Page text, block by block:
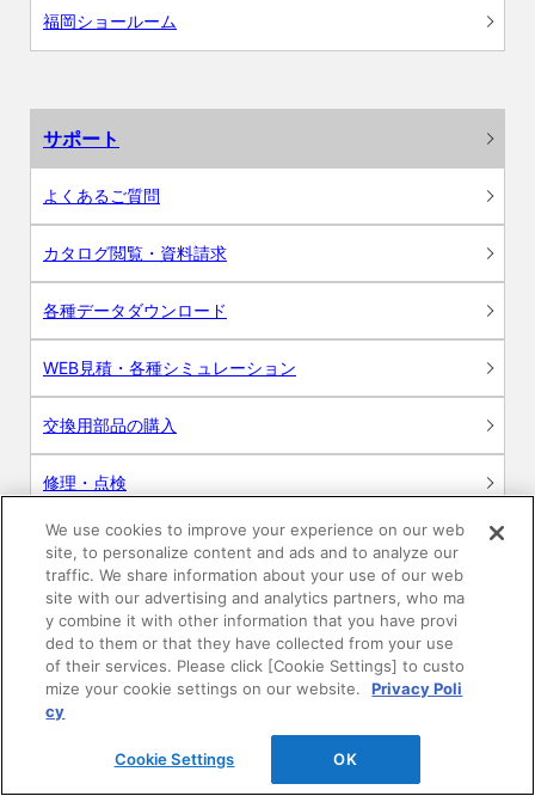
福岡ショールーム
サポート
よくあるご質問
カタログ閲覧・資料請求
各種データダウンロード
WEB見積・各種シミュレーション
交換用部品の購入
修理・点検
お問い合わせ
ログイン
建築・設計関係者様向けサイト
ユーザー登録サービス
WEB見積システム
We use cookies to improve your experience on our web
site, to personalize content and ads and to analyze our
traffic. We share information about your use of our web
site with our advertising and analytics partners, who ma
y combine it with other information that you have provi
ded to them or that they have collected from your use
of their services. Please click [Cookie Settings] to custo
mize your cookie settings on our website.
Privacy Poli
cy
Cookie Settings OK